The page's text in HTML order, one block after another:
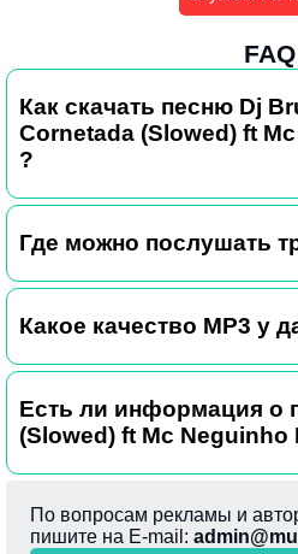
FAQ
Как скачать песню Dj
Cornetada (Slowed) ft
?
Где можно послушать
Какое качество MP3 у
Есть ли информация о
(Slowed) ft Mc Neguinho
По вопросам рекламы и
пишите на E-mail: